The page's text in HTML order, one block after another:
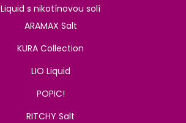
Liquid s nikotínovou solí
ARAMAX Salt
KURA Collection
LIO Liquid
POPIC!
RITCHY Salt